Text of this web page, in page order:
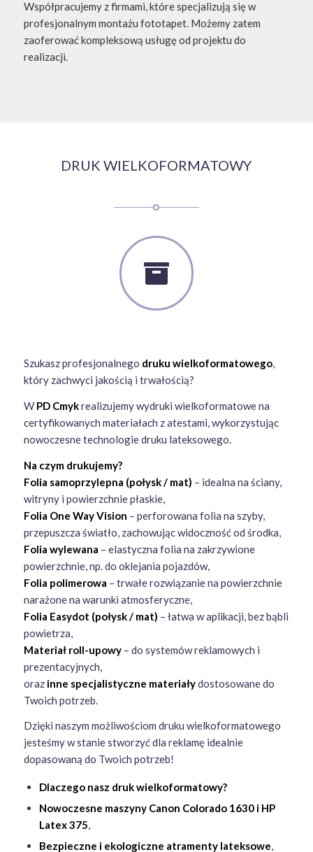
tusze wykorzystywane przy produkcji posiadają
certyfikat Amerykańskiego Instytutu Higieny. Wszystko
to sprawia, że nasze produkty są bezpieczne w
użytkowaniu- również w pomieszczeniach gdzie
realizacji.
DRUK WIELKOFORMATOWY
Szukasz profesjonalnego druku wielkoformatowego
który zachwyci jakością i trwałością?
WPD Cmykrealizujemy wydruki wielkoformatowe na
certyfikowanych materiałach z atestami, wykorzystując
nowoczesne technologie druku lateksowego.
Na czym drukujemy?
Folia samoprzylepna (połysk / mat)
witryny i powierzchnie płaskie,
Folia One Way Vision
przepuszcza światło, zachowując widoczność od środka,
Folia wylewana– elastyczna folia na zakrzywione
powierzchnie, np. do oklejania pojazdów,
Folia polimerowa
Folia Easydot (połysk / mat) – łatwa w aplikacji, bez bąbli
powietrza,
Materiał roll-upowy– do systemów reklamowych i
inne specjalistyczne materiały
dostosowane do
Twoich potrzeb.
Dzięki naszym możliwościom druku wielkoformatowego